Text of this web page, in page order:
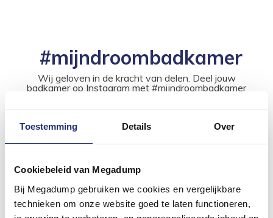
Toestemming Details Over
Cookiebeleid van Megadump
Bij Megadump gebruiken we cookies en vergelijkbare
technieken om onze website goed te laten functioneren,
#mijndroombadkamer
Wij geloven in de kracht van delen. Deel jouw
badkamer op Instagram met #mijndroombadkamer
inspirerende omgeving vol met unieke